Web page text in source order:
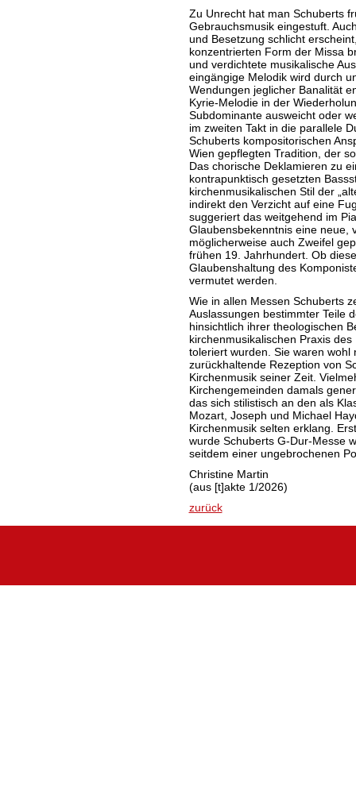
Zu Unrecht hat man Schuberts
Gebrauchsmusik eingestuft.
und Besetzung schlicht
konzentrierten Form der Missa
und verdichtete musikalische
eingängige Melodik wird durch
Wendungen jeglicher Banalität
Kyrie-Melodie in der
Subdominante ausweicht oder
im zweiten Takt in die parallele
Schuberts kompositorischen
Wien gepflegten Tradition, der
Das chorische Deklamieren zu
kontrapunktisch gesetzten
kirchenmusikalischen Stil der
indirekt den Verzicht auf eine
suggeriert das weitgehend im
Glaubensbekenntnis eine neue,
möglicherweise auch Zweifel
frühen 19. Jahrhundert. Ob
Glaubenshaltung des
vermutet werden.
Wie in allen Messen Schuberts
Auslassungen bestimmter Teile
hinsichtlich ihrer theologischen
kirchenmusikalischen Praxis
toleriert wurden. Sie waren
zurückhaltende Rezeption von
Kirchenmusik seiner Zeit.
Kirchengemeinden damals
das sich stilistisch an den als
Mozart, Joseph und Michael
Kirchenmusik selten erklang.
wurde Schuberts G-Dur-Messe
seitdem einer ungebrochenen
Christine Martin
(aus [t]akte 1/2026)
zurück